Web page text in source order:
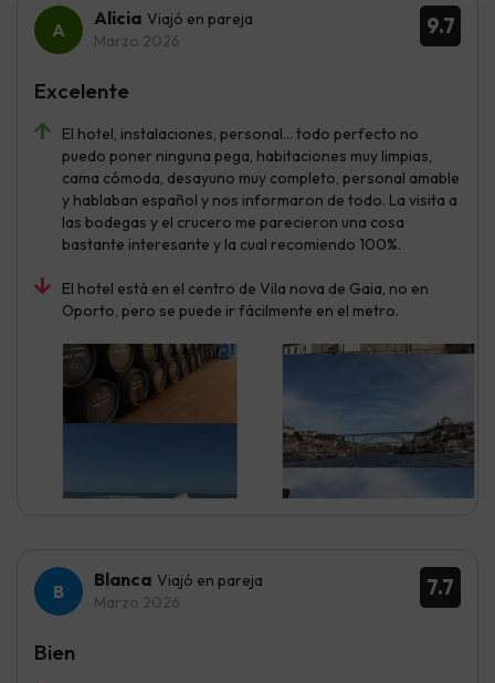
9.7
Alicia Viajó en pareja
Marzo 2026
El hotel, instalaciones, personal… todo perfecto no
puedo poner ninguna pega, habitaciones muy limpias,
cama cómoda, desayuno muy completo, personal amable
y hablaban español y nos informaron de todo. La visita a
las bodegas y el crucero me parecieron una cosa
bastante interesante y la cual recomiendo 100%.
El hotel está en el centro de Vila nova de Gaia, no en
Oporto, pero se puede ir fácilmente en el metro.
Excelente
7.7
Blanca Viajó en pareja
Marzo 2026
Bien